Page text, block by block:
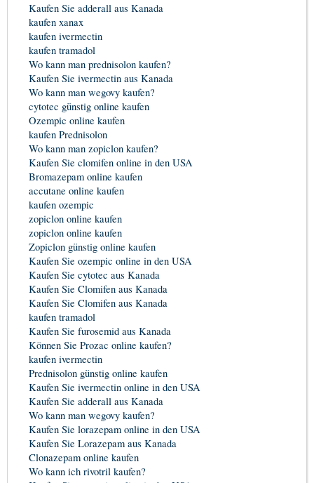
Kaufen Sie adderall aus Kanada
kaufen xanax
kaufen ivermectin
kaufen tramadol
Wo kann man prednisolon kaufen?
Kaufen Sie ivermectin aus Kanada
Wo kann man wegovy kaufen?
cytotec günstig online kaufen
Ozempic online kaufen
kaufen Prednisolon
Wo kann man zopiclon kaufen?
Kaufen Sie clomifen online in den USA
Bromazepam online kaufen
accutane online kaufen
kaufen ozempic
zopiclon online kaufen
zopiclon online kaufen
Zopiclon günstig online kaufen
Kaufen Sie ozempic online in den USA
Kaufen Sie cytotec aus Kanada
Kaufen Sie Clomifen aus Kanada
Kaufen Sie Clomifen aus Kanada
kaufen tramadol
Kaufen Sie furosemid aus Kanada
Können Sie Prozac online kaufen?
kaufen ivermectin
Prednisolon günstig online kaufen
Kaufen Sie ivermectin online in den USA
Kaufen Sie adderall aus Kanada
Wo kann man wegovy kaufen?
Kaufen Sie lorazepam online in den USA
Kaufen Sie Lorazepam aus Kanada
Clonazepam online kaufen
Wo kann ich rivotril kaufen?